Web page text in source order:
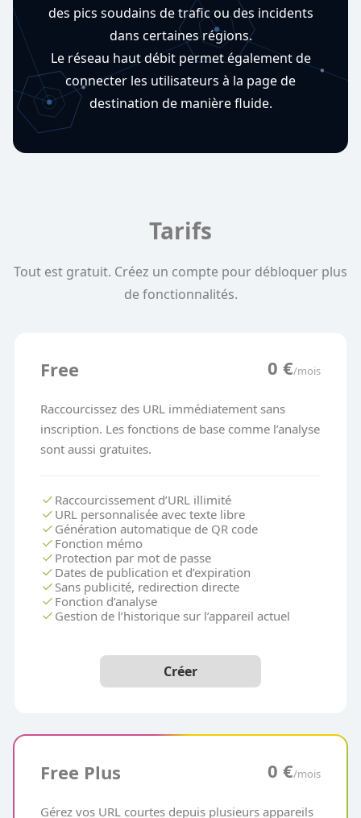
des pics soudains de trafic ou des incidents
dans certaines régions.
Le réseau haut débit permet également de
connecter les utilisateurs à la page de
destination de manière fluide.
Tarifs
Tout est gratuit. Créez un compte pour débloquer plus
de fonctionnalités.
Free 0 €/mois
Raccourcissez des URL immédiatement sans
inscription. Les fonctions de base comme l’analyse
sont aussi gratuites.
check Raccourcissement d’URL illimité
check URL personnalisée avec texte libre
check Génération automatique de QR code
check Fonction mémo
check Protection par mot de passe
check Dates de publication et d’expiration
check Sans publicité, redirection directe
check Fonction d’analyse
check Gestion de l’historique sur l’appareil actuel
Créer
Free Plus 0 €/mois
Gérez vos URL courtes depuis plusieurs appareils